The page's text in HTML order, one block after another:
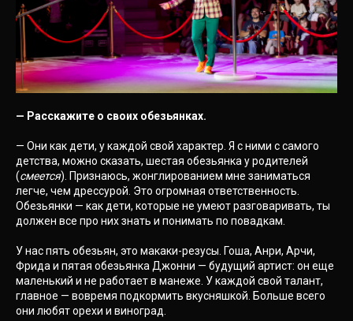
— Расскажите о своих обезьянках.
— Они как дети, у каждой свой характер. Я с ними с самого
детства, можно сказать, шестая обезьянка у родителей
(смеется). Признаюсь, жонглированием мне заниматься
легче, чем дрессурой. Это огромная ответственность.
Обезьянки — как дети, которые не умеют разговаривать, ты
должен все про них знать и понимать по повадкам.
У нас пять обезьян, это макаки-резусы. Гоша, Анри, Арчи,
Фрида и пятая обезьянка Джонни — будущий артист: он еще
маленький и не работает в манеже. У каждой свой талант,
главное — вовремя подкормить вкусняшкой. Больше всего
они любят орехи и виноград.